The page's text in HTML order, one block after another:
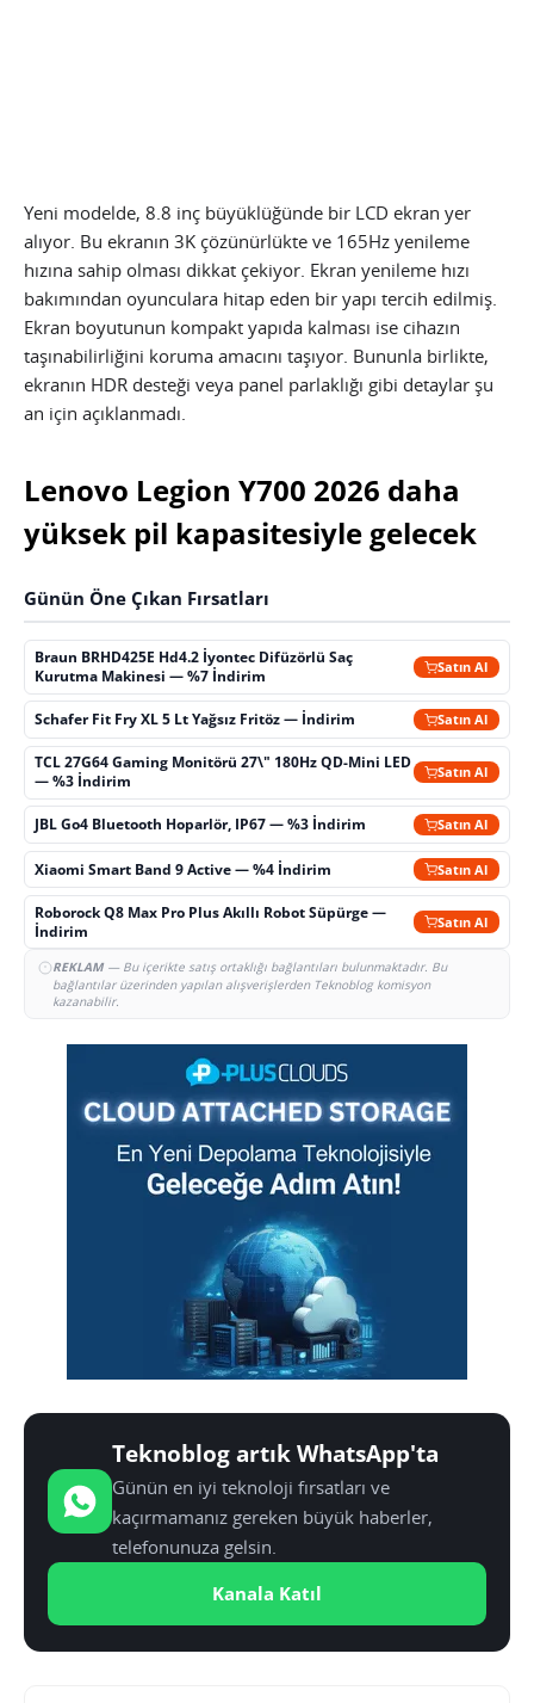
Yeni modelde, 8.8 inç büyüklüğünde bir LCD ekran yer
alıyor. Bu ekranın 3K çözünürlükte ve 165Hz yenileme
hızına sahip olması dikkat çekiyor. Ekran yenileme hızı
bakımından oyunculara hitap eden bir yapı tercih edilmiş.
Ekran boyutunun kompakt yapıda kalması ise cihazın
taşınabilirliğini koruma amacını taşıyor. Bununla birlikte,
ekranın HDR desteği veya panel parlaklığı gibi detaylar şu
an için açıklanmadı.
Lenovo Legion Y700 2026 daha
yüksek pil kapasitesiyle gelecek
Günün Öne Çıkan Fırsatları
Braun BRHD425E Hd4.2 İyontec Difüzörlü Saç
Kurutma Makinesi — %7 İndirim
Satın Al
Schafer Fit Fry XL 5 Lt Yağsız Fritöz — İndirim Satın Al
TCL 27G64 Gaming Monitörü 27\" 180Hz QD-Mini LED
— %3 İndirim
Satın Al
JBL Go4 Bluetooth Hoparlör, IP67 — %3 İndirim Satın Al
Xiaomi Smart Band 9 Active — %4 İndirim Satın Al
Roborock Q8 Max Pro Plus Akıllı Robot Süpürge —
İndirim
Satın Al
REKLAM— Bu içerikte satış ortaklığı bağlantıları bulunmaktadır. Bu
bağlantılar üzerinden yapılan alışverişlerden Teknoblog komisyon
kazanabilir.
Teknoblog artık WhatsApp'ta
Günün en iyi teknoloji fırsatları ve
kaçırmamanız gereken büyük haberler,
telefonunuza gelsin.
Kanala Katıl